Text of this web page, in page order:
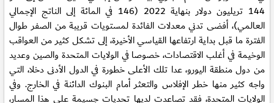
144 تريليون دولار بنهاية 2022 (146 في المائة إلى الناتج الإجمالي
العالمي)، أفضى تدني معدلات الفائدة لمستويات قريبة من الصفر طوال
الفترة ما قبل بداية ارتفاعها القياسي الأخيرة، إلى تشكل كثير من العواقب
الوخيمة في أغلب الاقتصادات، خصوصا في الولايات المتحدة والصين وعديد
من دول منطقة اليورو، عدا تلك الأعلى خطورة في الدول الأدنى دخلا، التي
واجه كثير منها خطر الإفلاس والتعثر أمام البنوك الدائنة في الخارج. وفي
الولايات المتحدة، فقد تصاعدت لديها تحديات جسيمة على هذا المسار،